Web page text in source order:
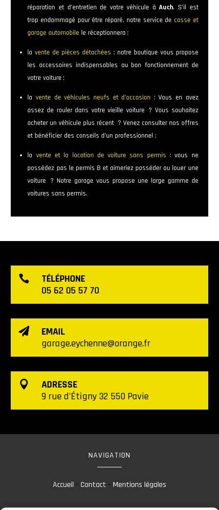
réparation et d’entretien de votre véhicule àAuch. S’il est
trop endommagé pour être réparé, notre service de casse et
garage automobile le réceptionnera ;
lavente de pièces détachées : notre boutique vous propose
les accessoires indispensables au bon fonctionnement de
votre voiture ;
lavente de véhicules neufs et d’occasion : Vous en avez
assez de rouler dans votre vieille voiture ? Vous souhaitez
acheter un véhicule plus récent ? Venez consulter nos offres
et bénéficier des conseils d’un professionnel ;
la vente et la location de voiture sans permis : vous ne
possédez pas le permis B et aimeriez posséder ou louer une
voiture ? Notre garage vous propose une large gamme de
voitures sans permis.

TÉLÉPHONE
05 62 05 57 70

EMAIL
garage.eychenne@orange.fr

ADRESSE
9 rue d'Étigny 32 550 Pavie
NAVIGATION
Accueil –Contact –Mentions légales